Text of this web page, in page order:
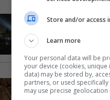
Συναυλίες,
παραστάσεις
Θέατρο
Πρεμιέρες:
αίθουσες
Store and/or access
Learn more
Your personal data will be
your device (cookies,
data) may be stored by,
partners, or used
may use precise geolocation